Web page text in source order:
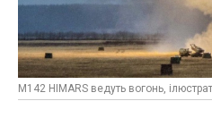
M142 HIMARS ведуть вогонь,